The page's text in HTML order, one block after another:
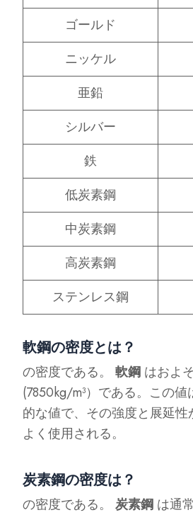
ゴールド
ニッケル
亜鉛
シルバー
鉄
低炭素鋼
中炭素鋼
高炭素鋼
ステンレス鋼
軟鋼の密度とは？
の密度である。軟鋼 はおよそ
(7850kg/m³）である。この
的な値で、その強度と展延
よく使用される。
炭素鋼の密度は？
の密度である。炭素鋼 は通常